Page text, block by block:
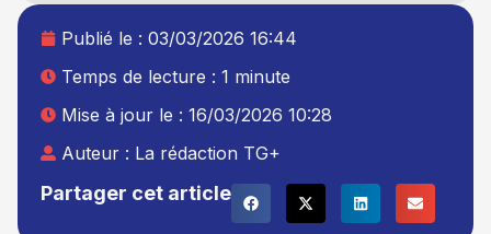
Partager cet article
Publié le : 03/03/2026 16:44
Temps de lecture : 1 minute
Mise à jour le : 16/03/2026 10:28
Auteur : La rédaction TG+